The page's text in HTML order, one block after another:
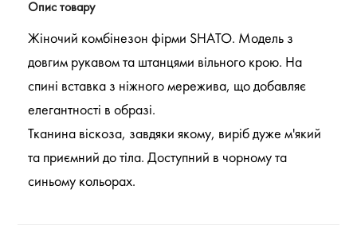
Опис товару
Жіночий комбінезон фірми SHATO. Модель з
довгим рукавом та штанцями вільного крою. На
спині вставка з ніжного мережива, що добавляє
елегантності в образі.
Тканина віскоза, завдяки якому, виріб дуже м'який
та приємний до тіла. Доступний в чорному та
синьому кольорах.